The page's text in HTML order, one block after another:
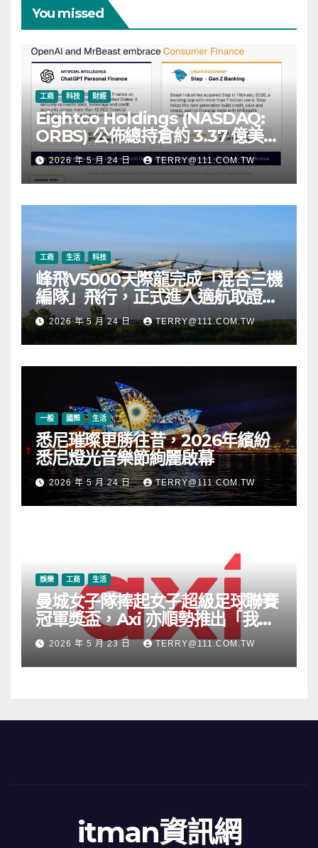
You missed
工商 科技 財經
Eightco Holdings (NASDAQ:
ORBS) 公佈總持倉約 3.37 億美
元，涵蓋 OpenAI、Beast
Industries、超過 11,000 枚以太
幣 (ETH) 及逾 2.83 億枚 WLD 代
幣
2026 年 5 月 24 日 TERRY@111.COM.TW
工商 生活 科技
峰飛V5000天際龍完成「混合三機
編隊」飛行，正式進入適航取證階
段2026 年 5 月 24 日 TERRY@111.COM.TW
一般 國際 生活
悉尼璀璨更勝往昔，2026年繽紛
悉尼燈光音樂節絢麗啟幕
2026 年 5 月 24 日 TERRY@111.COM.TW
娛樂 工商 生活
曼城女子隊捧起女子超級足球聯賽
冠軍獎盃，Axi 亦順勢推出「我的
根源」宣傳活動
2026 年 5 月 23 日 TERRY@111.COM.TW
itman資訊網